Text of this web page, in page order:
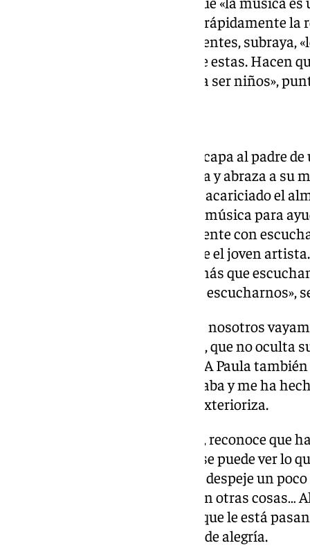
para mejorar y que avance más rápidamente
como en los adultos». A los pacientes, subraya,
esperando que haya una cosa de estas. Hacen
día a día diferente, que vuelvan a ser niños»,
«¡Qué bonito, la Virgen!», se le escapa al padre
una niña se levanta emocionada y abraza a su
lágrimas. La voz de Juanvi le ha acariciado el
única. Nunca había utilizado la música para
cuenta de que a veces, simplemente con
que pasen mejor el rato», expone el joven
ahí, todo el día acostado, nada más que
Supongo que les habrá alegrado escucharnos»,
«Es algo muy emocionante. Que nosotros
día», agrega su compañero Dani, que no oculta
algo que me encanta», justifica. A Paula
visto cómo la gente se emocionaba y me ha
gustado cómo hemos tocado», exterioriza.
Sandra, no con menos emoción, reconoce que
bonita ya que no todos los días se puede ver lo
tocar obras para que la gente se despeje un
toco, me despejo, no se escuchan otras cosas…
pendiente de ti y se olvida de lo que le está
por un ratito, llenan el hospital de alegría.